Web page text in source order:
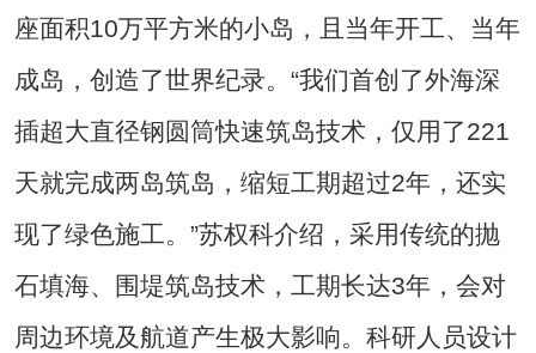
座面积10万平方米的小岛，且当年开工、当年
成岛，创造了世界纪录。“我们首创了外海深
插超大直径钢圆筒快速筑岛技术，仅用了221
天就完成两岛筑岛，缩短工期超过2年，还实
现了绿色施工。”苏权科介绍，采用传统的抛
石填海、围堤筑岛技术，工期长达3年，会对
周边环境及航道产生极大影响。科研人员设计